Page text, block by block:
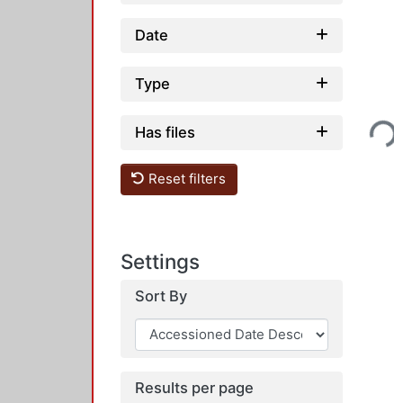
Date
Type
Has files
Reset filters
Settings
Sort By
Results per page
Loading...